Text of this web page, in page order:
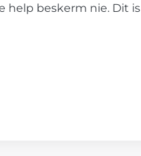
help beskerm nie. Dit is